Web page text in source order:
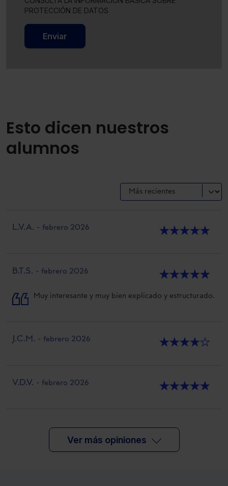
PROTECCIÓN DE DATOS
Enviar
Esto dicen nuestros
alumnos
L.V.A. - febrero 2026 ★★★★★
B.T.S. - febrero 2026 ★★★★★
Muy interesante y muy bien explicado y estructurado.
J.C.M. - febrero 2026 ★★★★★
V.D.V. - febrero 2026 ★★★★★
Ver más opiniones